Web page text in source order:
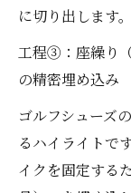
に切り出します。
工程③：座繰り
の精密埋め込み
ゴルフシューズ
るハイライトで
イクを固定する